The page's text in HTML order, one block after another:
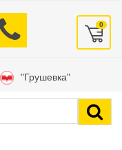
0
"Грушевка"